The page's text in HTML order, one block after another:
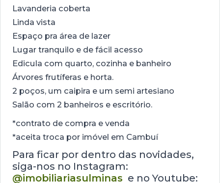
Lavanderia coberta
Linda vista
Espaço pra área de lazer
Lugar tranquilo e de fácil acesso
Edicula com quarto, cozinha e banheiro
Árvores frutíferas e horta.
2 poços, um caipira e um semi artesiano
Salão com 2 banheiros e escritório.
*contrato de compra e venda
*aceita troca por imóvel em Cambuí
Para ficar por dentro das novidades,
siga-nos no Instagram:
@imobiliariasulminas e no Youtube: